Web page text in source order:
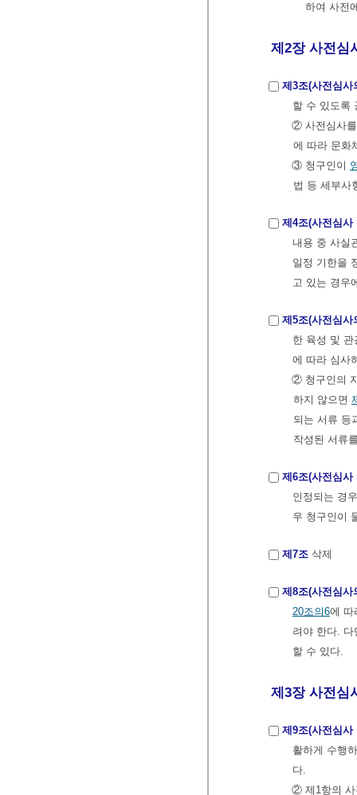
하여 사전
제2장 사전심
제3조(사전심사
할 수 있도록
② 사전심사
에 따라 문화
③ 청구인이
법 등 세부사
제4조(사전심사
내용 중 사실
일정 기한을
고 있는 경우
제5조(사전심사
한 육성 및
에 따라 심사
② 청구인의
하지 않으면
되는 서류 등
작성된 서류
제6조(사전심사
인정되는 경
우 청구인이
제7조 삭제
제8조(사전심사
20조의6에 따
려야 한다.
할 수 있다.
제3장 사전심
제9조(사전심사
활하게 수행
다.
② 제1항의 사